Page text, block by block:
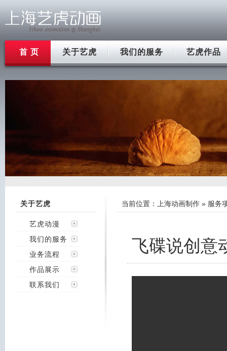
首 页 关于艺虎 我们的服务 艺虎作品
关于艺虎
艺虎动漫
我们的服务
业务流程
作品展示
联系我们
当前位置： 上海动画制作 » 服务
飞碟说创意